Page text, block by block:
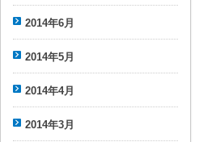
2014年6月
2014年5月
2014年4月
2014年3月